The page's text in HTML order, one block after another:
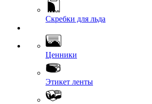
Скребки для льда
Ценники
Этикет ленты